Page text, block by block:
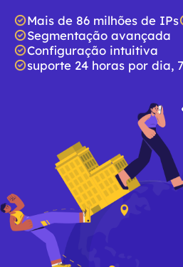
Mais de 86 milhões de IPs
Segmentação avançada
Configuração intuitiva
suporte 24 horas por dia,